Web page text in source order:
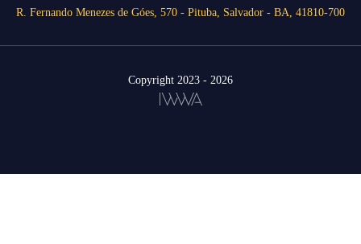
R. Fernando Menezes de Góes, 570 - Pituba, Salvador - BA, 41810-700
Copyright 2023 - 2026